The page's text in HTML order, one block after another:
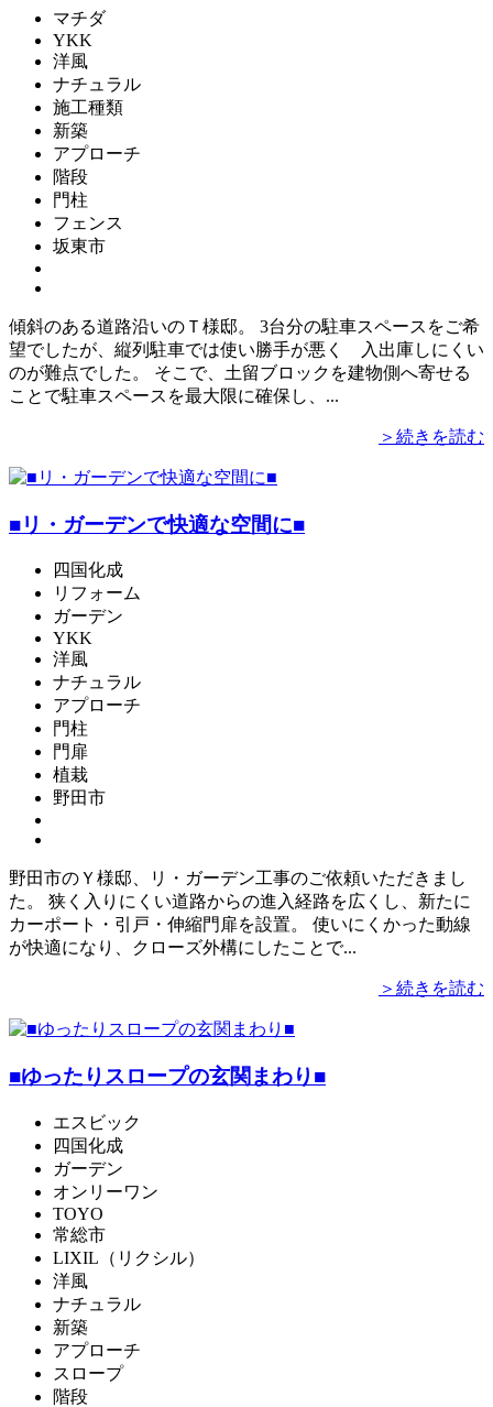
マチダ
YKK
洋風
ナチュラル
施工種類
新築
アプローチ
階段
門柱
フェンス
坂東市
傾斜のある道路沿いのＴ様邸。 3台分の駐車スペースをご希
望でしたが、縦列駐車では使い勝手が悪く 入出庫しにくい
のが難点でした。 そこで、土留ブロックを建物側へ寄せる
ことで駐車スペースを最大限に確保し、...
＞続きを読む
■リ・ガーデンで快適な空間に■
四国化成
リフォーム
ガーデン
YKK
洋風
ナチュラル
アプローチ
門柱
門扉
植栽
野田市
野田市のＹ様邸、リ・ガーデン工事のご依頼いただきまし
た。 狭く入りにくい道路からの進入経路を広くし、新たに
カーポート・引戸・伸縮門扉を設置。 使いにくかった動線
が快適になり、クローズ外構にしたことで...
＞続きを読む
■ゆったりスロープの玄関まわり■
エスビック
四国化成
ガーデン
オンリーワン
TOYO
常総市
LIXIL（リクシル）
洋風
ナチュラル
新築
アプローチ
スロープ
階段